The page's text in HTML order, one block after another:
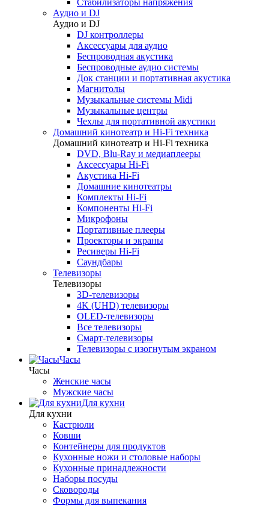
Стабилизаторы напряжения
Аудио и DJ
Аудио и DJ
DJ контроллеры
Аксессуары для аудио
Беспроводная акустика
Беспроводные аудио системы
Док станции и портативная акустика
Магнитолы
Музыкальные системы Midi
Музыкальные центры
Чехлы для портативной акустики
Домашний кинотеатр и Hi-Fi техника
Домашний кинотеатр и Hi-Fi техника
DVD, Blu-Ray и медиаплееры
Аксессуары Hi-Fi
Акустика Hi-Fi
Домашние кинотеатры
Комплекты Hi-Fi
Компоненты Hi-Fi
Микрофоны
Портативные плееры
Проекторы и экраны
Ресиверы Hi-Fi
Саундбары
Телевизоры
Телевизоры
3D-телевизоры
4K (UHD) телевизоры
OLED-телевизоры
Все телевизоры
Смарт-телевизоры
Телевизоры с изогнутым экраном
Часы
Часы
Женские часы
Мужские часы
Для кухни
Для кухни
Кастрюли
Ковши
Контейнеры для продуктов
Кухонные ножи и столовые наборы
Кухонные принадлежности
Наборы посуды
Сковороды
Формы для выпекания